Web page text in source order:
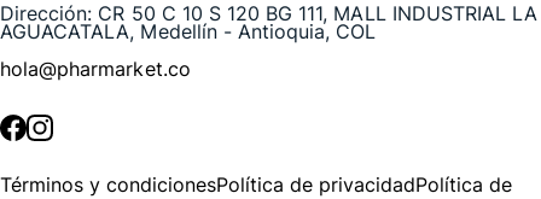
Dirección: CR 50 C 10 S 120 BG 111, MALL INDUSTRIAL LA
AGUACATALA, Medellín - Antioquia, COL
hola@pharmarket.co
Términos y condicionesPolítica de privacidadPolítica de